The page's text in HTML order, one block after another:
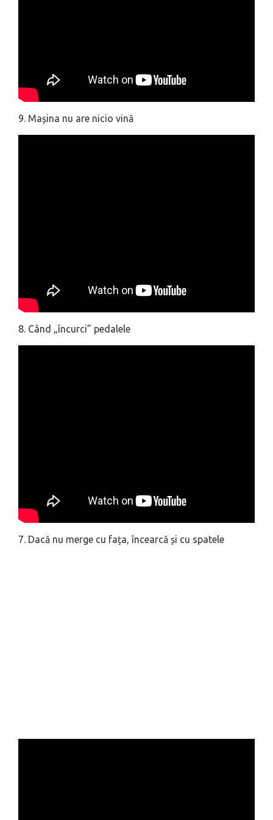
9. Mașina nu are nicio vină
8. Când „încurci” pedalele
7. Dacă nu merge cu fața, încearcă și cu spatele